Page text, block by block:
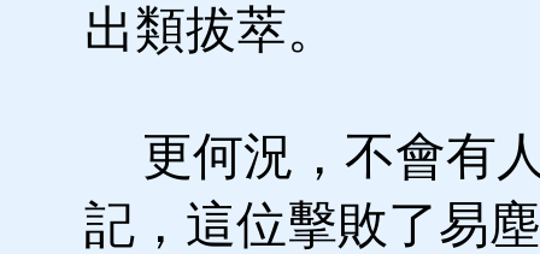
出類拔萃。
更何況，不會有
記，這位擊敗了易